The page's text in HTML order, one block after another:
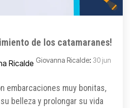
de los catamaranes!
Giovanna Ricalde: 30 jun
embarcaciones muy bonitas,
belleza y prolongar su vida